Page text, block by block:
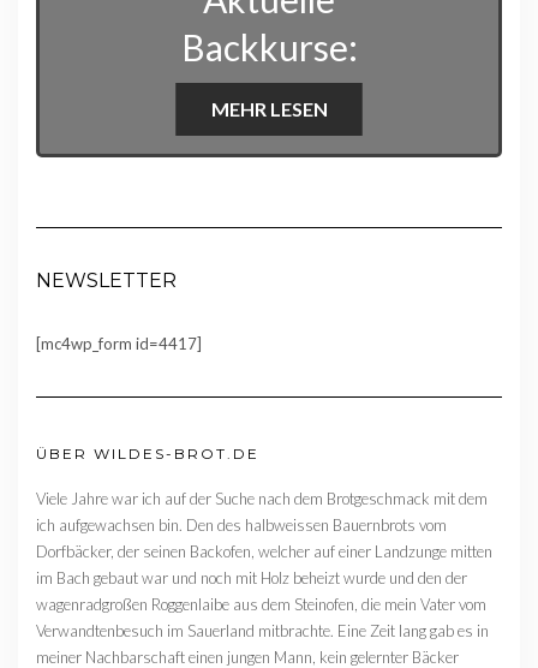
Backkurse:
MEHR LESEN
NEWSLETTER
[mc4wp_form id=4417]
ÜBER WILDES-BROT.DE
Viele Jahre war ich auf der Suche nach dem Brotgeschmack mit dem
ich aufgewachsen bin. Den des halbweissen Bauernbrots vom
Dorfbäcker, der seinen Backofen, welcher auf einer Landzunge mitten
im Bach gebaut war und noch mit Holz beheizt wurde und den der
wagenradgroßen Roggenlaibe aus dem Steinofen, die mein Vater vom
Verwandtenbesuch im Sauerland mitbrachte. Eine Zeit lang gab es in
meiner Nachbarschaft einen jungen Mann, kein gelernter Bäcker